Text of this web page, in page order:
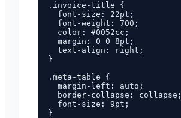
.invoice-title {
  font-size: 22pt;
  font-weight: 700;
  color: #0052cc;
  margin: 0 0 8pt;
  text-align: right;
}
.meta-table {
  margin-left: auto;
  border-collapse: collapse;
  font-size: 9pt;
}